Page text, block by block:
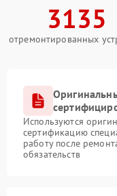
3135
отремонтированных
Используются
сертификацию
работу после
обязательств